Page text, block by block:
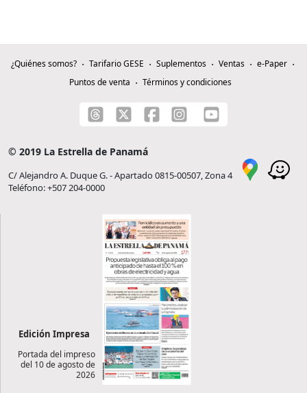
¿Quiénes somos? Tarifario GESE Suplementos Ventas
e-Paper
Puntos de venta
Términos y condiciones
© 2019 La Estrella de Panamá
C/ Alejandro A. Duque G. - Apartado 0815-00507, Zona 4
Teléfono: +507 204-0000
Edición Impresa
Portada del impreso
del 10 de agosto de
2026